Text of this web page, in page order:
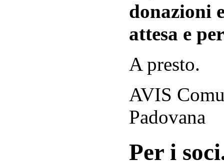
donazioni
attesa e
A presto.
AVIS
Padovana
Per i